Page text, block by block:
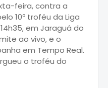
feira, contra a
10º troféu da Liga
em Jaraguá do
ao vivo, e o
em Tempo Real.
o troféu do